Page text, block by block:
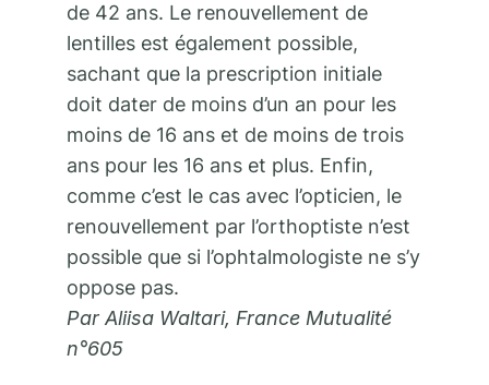
de 42 ans. Le renouvellement de
lentilles est également possible,
sachant que la prescription initiale
doit dater de moins d’un an pour les
moins de 16 ans et de moins de trois
ans pour les 16 ans et plus. Enfin,
comme c’est le cas avec l’opticien, le
renouvellement par l’orthoptiste n’est
possible que si l’ophtalmologiste ne s’y
oppose pas.
Par Aliisa Waltari, France Mutualité
n°605